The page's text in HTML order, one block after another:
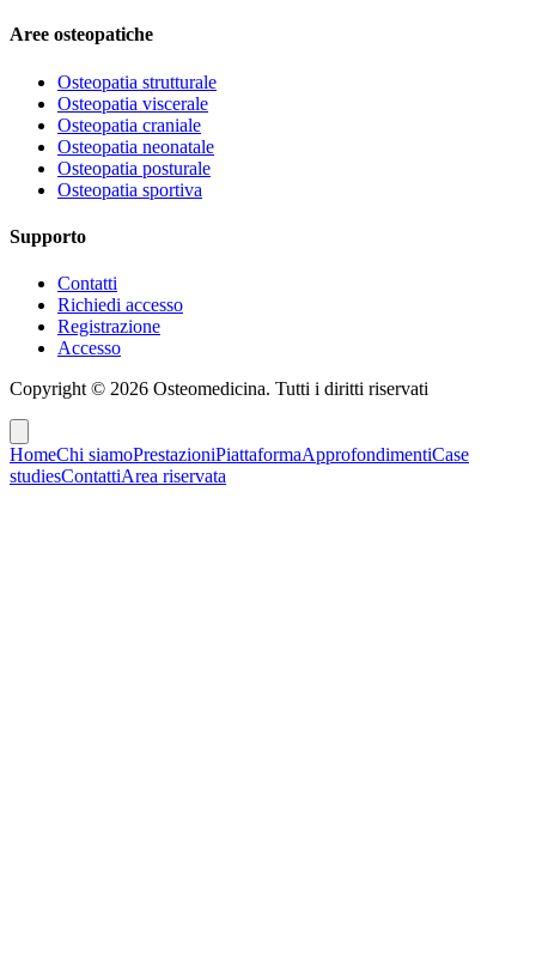
Aree osteopatiche
Osteopatia strutturale
Osteopatia viscerale
Osteopatia craniale
Osteopatia neonatale
Osteopatia posturale
Osteopatia sportiva
Supporto
Contatti
Richiedi accesso
Registrazione
Accesso
Copyright © 2026 Osteomedicina. Tutti i diritti riservati
HomeChi siamoPrestazioniPiattaformaApprofondimentiCase
studiesContattiArea riservata